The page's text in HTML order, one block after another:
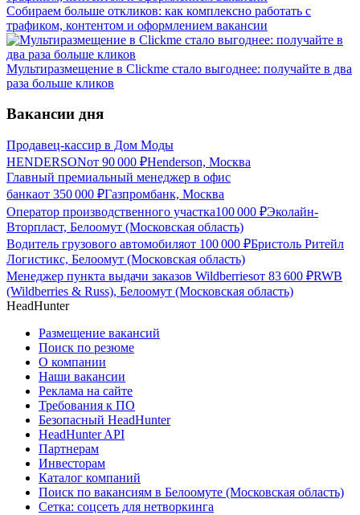
Собираем больше откликов: как комплексно работать с
трафиком, контентом и оформлением вакансии
Мультиразмещение в Clickme стало выгоднее: получайте в два
раза больше кликов
Вакансии дня
Продавец-кассир в Дом Моды
HENDERSONот 90 000 ₽Henderson, Москва
Главный премиальный менеджер в офис
банкаот 350 000 ₽Газпромбанк, Москва
Оператор производственного участка100 000 ₽Эколайн-
Вторпласт, Белоомут (Московская область)
Водитель грузового автомобиляот 100 000 ₽Бристоль Ритейл
Логистикс, Белоомут (Московская область)
Менеджер пункта выдачи заказов Wildberriesот 83 600 ₽RWB
(Wildberries & Russ), Белоомут (Московская область)
HeadHunter
Размещение вакансий
Поиск по резюме
О компании
Наши вакансии
Реклама на сайте
Требования к ПО
Безопасный HeadHunter
HeadHunter API
Партнерам
Инвесторам
Каталог компаний
Поиск по вакансиям в Белоомуте (Московская область)
Сетка: соцсеть для нетворкинга